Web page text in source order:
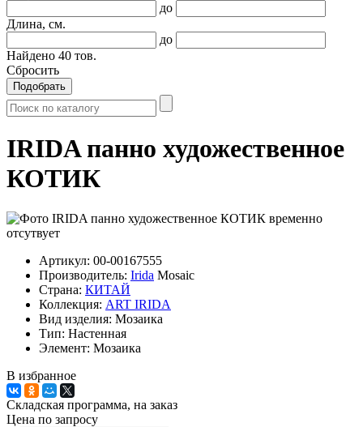
до
Длина, см.
до
Найдено 40 тов.
Сбросить
Подобрать
IRIDA панно художественное
КОТИК
Артикул: 00-00167555
Производитель: Irida Mosaic
Страна: КИТАЙ
Коллекция: ART IRIDA
Вид изделия: Мозаика
Тип: Настенная
Элемент: Мозаика
В избранное
Складская программа, на заказ
Цена по запросу